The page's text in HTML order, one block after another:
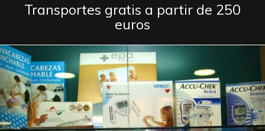
Transportes gratis a partir de 250
euros
Anterior